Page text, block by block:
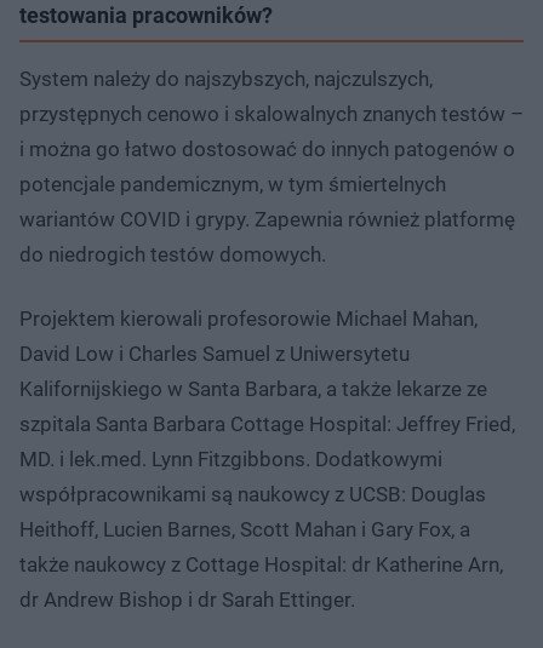
testowania pracowników?
System należy do najszybszych, najczulszych,
przystępnych cenowo i skalowalnych znanych testów –
i można go łatwo dostosować do innych patogenów o
potencjale pandemicznym, w tym śmiertelnych
wariantów COVID i grypy. Zapewnia również platformę
do niedrogich testów domowych.
Projektem kierowali profesorowie Michael Mahan,
David Low i Charles Samuel z Uniwersytetu
Kalifornijskiego w Santa Barbara, a także lekarze ze
szpitala Santa Barbara Cottage Hospital: Jeffrey Fried,
MD. i lek.med. Lynn Fitzgibbons. Dodatkowymi
współpracownikami są naukowcy z UCSB: Douglas
Heithoff, Lucien Barnes, Scott Mahan i Gary Fox, a
także naukowcy z Cottage Hospital: dr Katherine Arn,
dr Andrew Bishop i dr Sarah Ettinger.